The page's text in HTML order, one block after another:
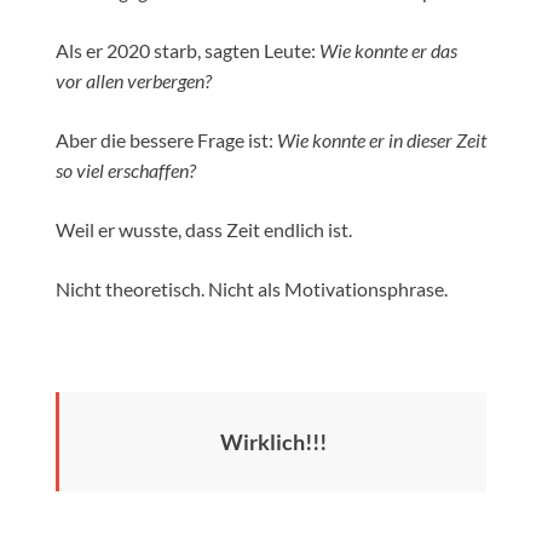
Als er 2020 starb, sagten Leute: Wie konnte er das
vor allen verbergen?
Aber die bessere Frage ist: Wie konnte er in dieser Zeit
so viel erschaffen?
Weil er wusste, dass Zeit endlich ist.
Nicht theoretisch. Nicht als Motivationsphrase.
Wirklich!!!